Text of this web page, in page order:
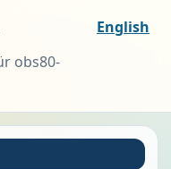
obs80-
English